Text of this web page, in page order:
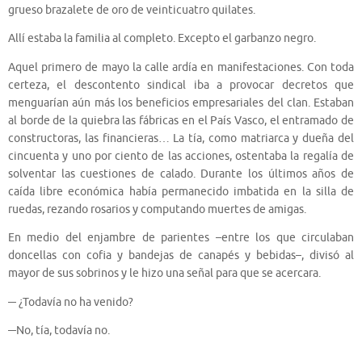
grueso brazalete de oro de veinticuatro quilates.
Allí estaba la familia al completo. Excepto el garbanzo negro.
Aquel primero de mayo la calle ardía en manifestaciones. Con toda
certeza, el descontento sindical iba a provocar decretos que
menguarían aún más los beneficios empresariales del clan. Estaban
al borde de la quiebra las fábricas en el País Vasco, el entramado de
constructoras, las financieras… La tía, como matriarca y dueña del
cincuenta y uno por ciento de las acciones, ostentaba la regalía de
solventar las cuestiones de calado. Durante los últimos años de
caída libre económica había permanecido imbatida en la silla de
ruedas, rezando rosarios y computando muertes de amigas.
En medio del enjambre de parientes –entre los que circulaban
doncellas con cofia y bandejas de canapés y bebidas–, divisó al
mayor de sus sobrinos y le hizo una señal para que se acercara.
─ ¿Todavía no ha venido?
─No, tía, todavía no.